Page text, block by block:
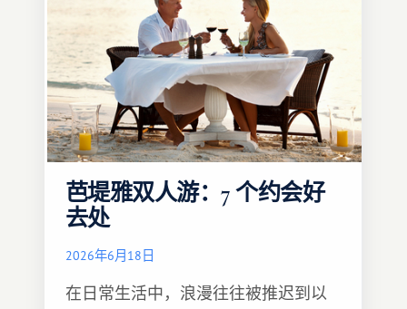
芭堤雅双人游：7 个约会好
去处
2026年6月18日
在日常生活中，浪漫往往被推迟到以